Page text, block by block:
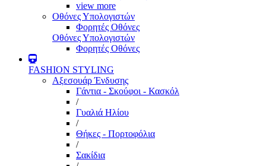
view more
Οθόνες Υπολογιστών
Φορητές Οθόνες
Οθόνες Υπολογιστών
Φορητές Οθόνες
FASHION STYLING
Αξεσουάρ Ένδυσης
Γάντια - Σκούφοι - Κασκόλ
/
Γυαλιά Ηλίου
/
Θήκες - Πορτοφόλια
/
Σακίδια